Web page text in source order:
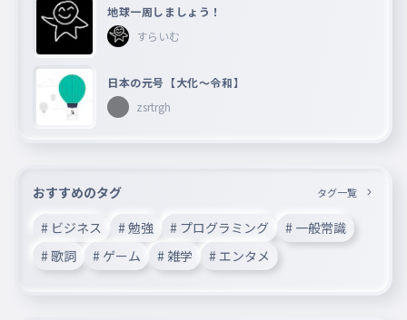
地球一周しましょう！
すらいむ
日本の元号【大化〜令和】
zsrtrgh
おすすめのタグ タグ一覧
# ビジネス # 勉強 # プログラミング
# 一般常識
# 歌詞
# ゲーム # 雑学 # エンタメ